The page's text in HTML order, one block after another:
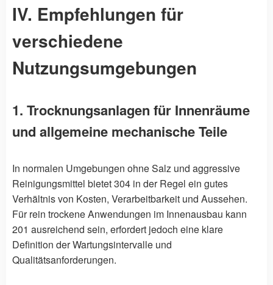
IV. Empfehlungen für
verschiedene
Nutzungsumgebungen
1. Trocknungsanlagen für Innenräume
und allgemeine mechanische Teile
In normalen Umgebungen ohne Salz und aggressive
Reinigungsmittel bietet 304 in der Regel ein gutes
Verhältnis von Kosten, Verarbeitbarkeit und Aussehen.
Für rein trockene Anwendungen im Innenausbau kann
201 ausreichend sein, erfordert jedoch eine klare
Definition der Wartungsintervalle und
Qualitätsanforderungen.